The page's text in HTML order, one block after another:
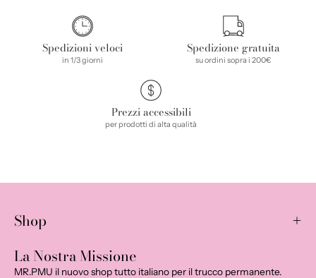
Spedizioni veloci
in 1/3 giorni
Spedizione gratuita
su ordini sopra i 200€
Prezzi accessibili
per prodotti di alta qualità
Shop
La Nostra Missione
MR.PMU il nuovo shop tutto italiano per il trucco permanente.